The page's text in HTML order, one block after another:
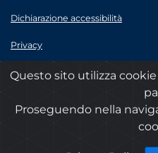
Dichiarazione accessibilità
Privacy
Note legali
© 2020 ARPA Lazio - P.Iva
Questo sito utilizza
Proseguendo nella